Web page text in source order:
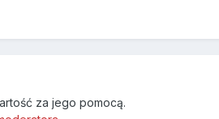
za jego pomocą.